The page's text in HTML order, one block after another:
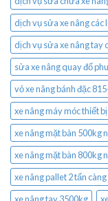
dịch vụ sửa xe nâng các
dịch vụ sửa xe nâng tay
sửa xe nâng quay đổ
vỏ xe nâng bánh đặc
xe nâng máy móc thiết bị
xe nâng mặt bàn 500kg
xe nâng mặt bàn 800kg
xe nâng pallet 2 tấn